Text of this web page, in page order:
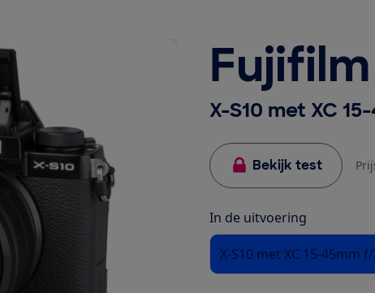
Fujifilm
X-S10 met XC
Bekijk test
In de uitvoering
X-S10 met XC 15-45mm